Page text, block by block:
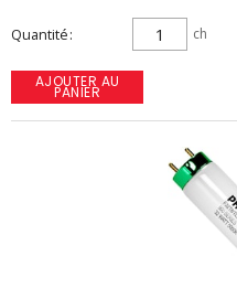
Quantité ch
AJOUTER AU
PANIER